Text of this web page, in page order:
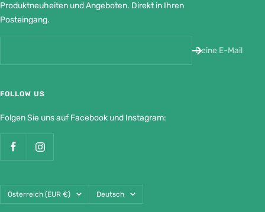
Produktneuheiten und Angeboten. Direkt in Ihren
Posteingang.
Deine E-Mail
FOLLOW US
Folgen Sie uns auf Facebook und Instagram:
Land/Region
Österreich (EUR €) Sprache
Deutsch